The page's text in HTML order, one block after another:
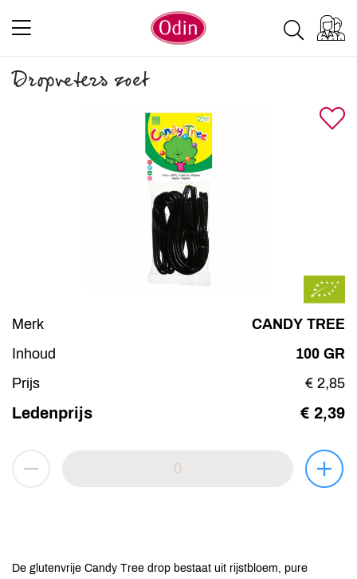
Dropveters zoet
Merk
CANDY TREE
Inhoud
100 GR
Prijs
€ 2,85
Ledenprijs € 2,39
De glutenvrije Candy Tree drop bestaat uit rijstbloem, pure